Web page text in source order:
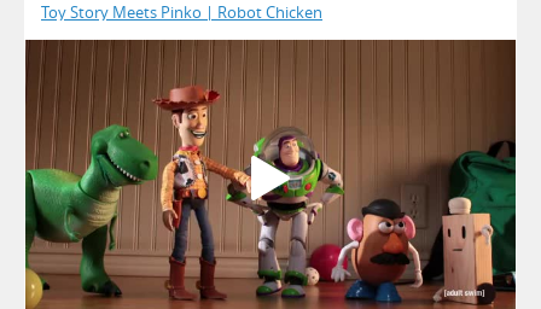
Toy Story Meets Pinko | Robot Chicken